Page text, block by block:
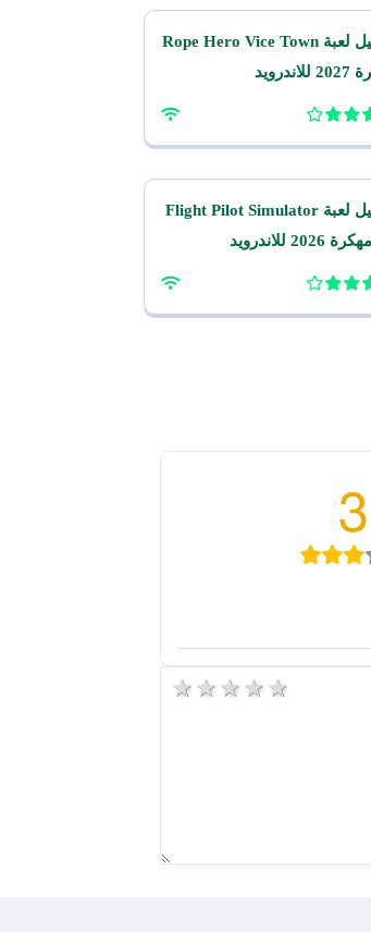
تحميل لعبة Rope Hero Vice Town
تحميل لعبة Flight Pilot Simulator
3
5 stars 4 stars 3 stars 2 stars 1 star